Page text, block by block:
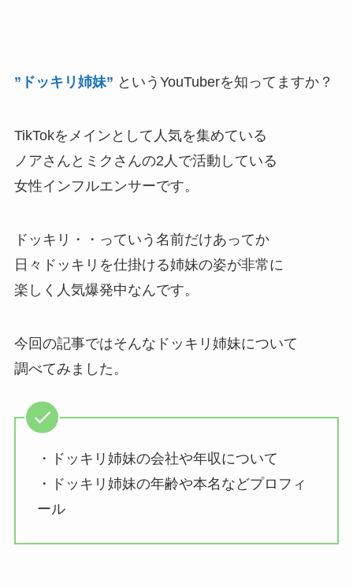
”ドッキリ姉妹” というYouTuberを知ってますか？
TikTokをメインとして人気を集めている
ノアさんとミクさんの2人で活動している
女性インフルエンサーです。
ドッキリ・・っていう名前だけあってか
日々ドッキリを仕掛ける姉妹の姿が非常に
楽しく人気爆発中なんです。
今回の記事ではそんなドッキリ姉妹について
調べてみました。
・ドッキリ姉妹の会社や年収について
・ドッキリ姉妹の年齢や本名などプロフィ
ール